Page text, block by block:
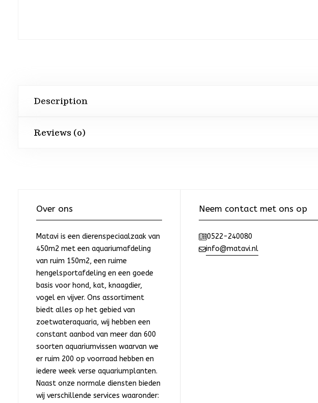
Description
Reviews (0)
Over ons
Matavi is een dierenspeciaalzaak van
450m2 met een aquariumafdeling
van ruim 150m2, een ruime
hengelsportafdeling en een goede
basis voor hond, kat, knaagdier,
vogel en vijver. Ons assortiment
biedt alles op het gebied van
zoetwateraquaria, wij hebben een
constant aanbod van meer dan 600
soorten aquariumvissen waarvan we
er ruim 200 op voorraad hebben en
iedere week verse aquariumplanten.
Naast onze normale diensten bieden
wij verschillende services waaronder:
Neem contact met ons op
0522-240080
info@matavi.nl